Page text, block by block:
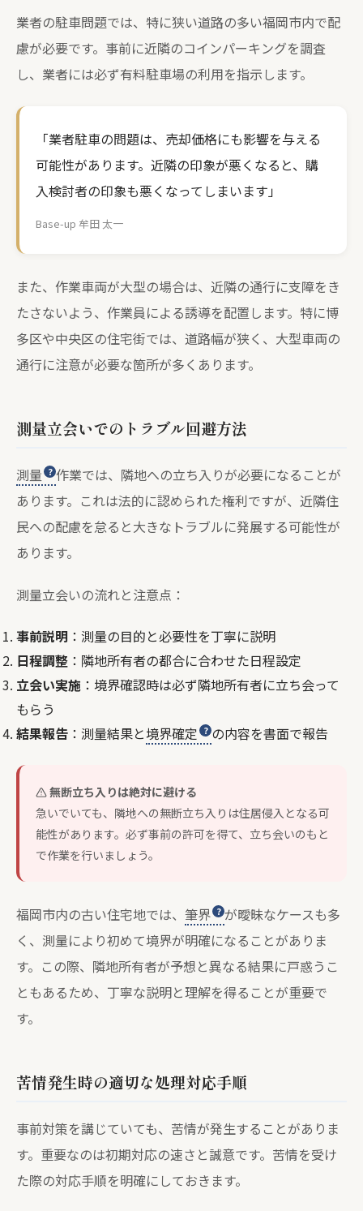
業者の駐車問題では、特に狭い道路の多い福岡市内で配
慮が必要です。事前に近隣のコインパーキングを調査
し、業者には必ず有料駐車場の利用を指示します。
「業者駐車の問題は、売却価格にも影響を与える
可能性があります。近隣の印象が悪くなると、購
入検討者の印象も悪くなってしまいます」
Base-up 牟田 太一
また、作業車両が大型の場合は、近隣の通行に支障をき
たさないよう、作業員による誘導を配置します。特に博
多区や中央区の住宅街では、道路幅が狭く、大型車両の
通行に注意が必要な箇所が多くあります。
測量立会いでのトラブル回避方法
測量
作業では、隣地への立ち入りが必要になることが
あります。これは法的に認められた権利ですが、近隣住
民への配慮を怠ると大きなトラブルに発展する可能性が
あります。
測量立会いの流れと注意点：
事前説明 ：測量の目的と必要性を丁寧に説明
日程調整 ：隣地所有者の都合に合わせた日程設定
立会い実施 ：境界確認時は必ず隣地所有者に立ち会って
もらう
結果報告 ：測量結果と境界確定 の内容を書面で報告
無断立ち入りは絶対に避ける
急いでいても、隣地への無断立ち入りは住居侵入となる可
能性があります。必ず事前の許可を得て、立ち会いのもと
で作業を行いましょう。
福岡市内の古い住宅地では、 筆界
が曖昧なケースも多
く、測量により初めて境界が明確になることがありま
す。この際、隣地所有者が予想と異なる結果に戸惑うこ
ともあるため、丁寧な説明と理解を得ることが重要で
す。
苦情発生時の適切な処理対応手順
事前対策を講じていても、苦情が発生することがありま
す。重要なのは初期対応の速さと誠意です。苦情を受け
た際の対応手順を明確にしておきます。